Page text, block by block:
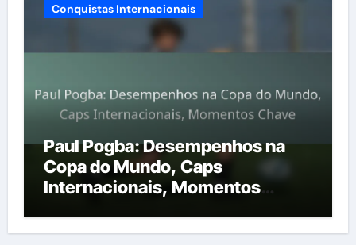
Conquistas Internacionais
Paul Pogba: Desempenhos na
Copa do Mundo, Caps
Internacionais, Momentos